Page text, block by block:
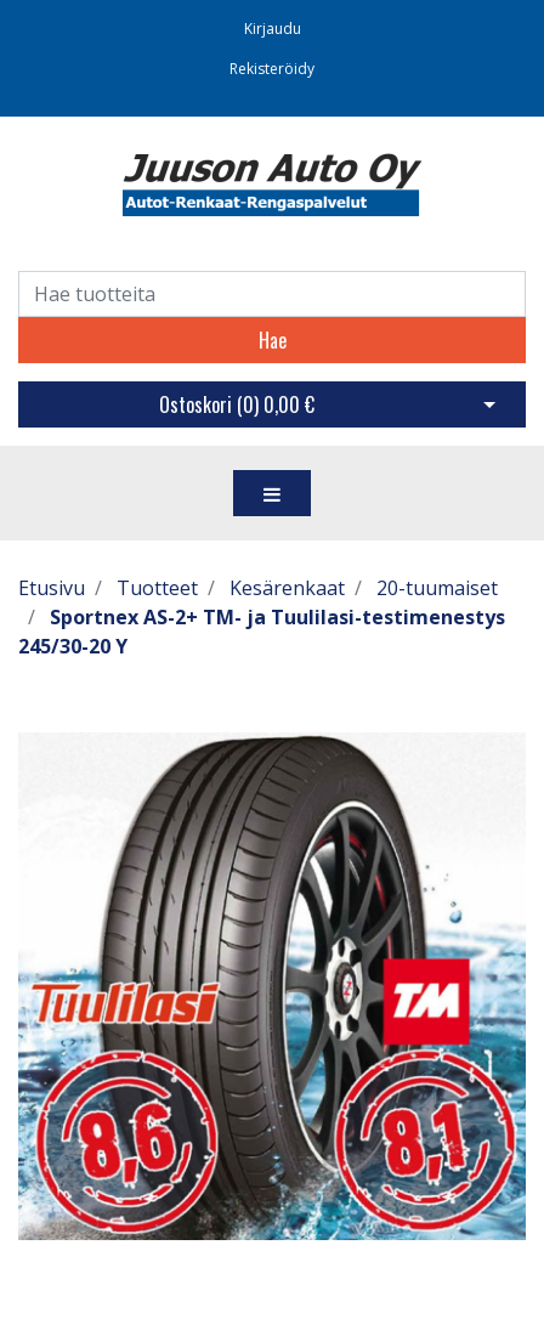
Kirjaudu
Rekisteröidy
Hae
Ostoskori (0) 0,00 € Avaa
Etusivu Tuotteet Kesärenkaat
20-tuumaiset
Sportnex AS-2+ TM- ja Tuulilasi-testimenestys
245/30-20 Y